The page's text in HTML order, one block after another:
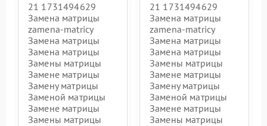
21 1731494629
Замена матрицы
zamena-matricy
Замена матрицы
Замена матрицы
Замены матрицы
Замене матрицы
Замену матрицы
Заменой матрицы
Замене матрицы
Замены матрицы
21 1731494629
Замена матрицы
zamena-matricy
Замена матрицы
Замена матрицы
Замены матрицы
Замене матрицы
Замену матрицы
Заменой матрицы
Замене матрицы
Замены матрицы